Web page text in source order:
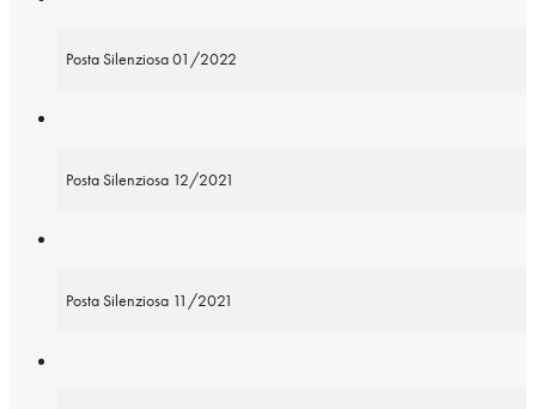
Posta Silenziosa 01/2022
Posta Silenziosa 12/2021
Posta Silenziosa 11/2021